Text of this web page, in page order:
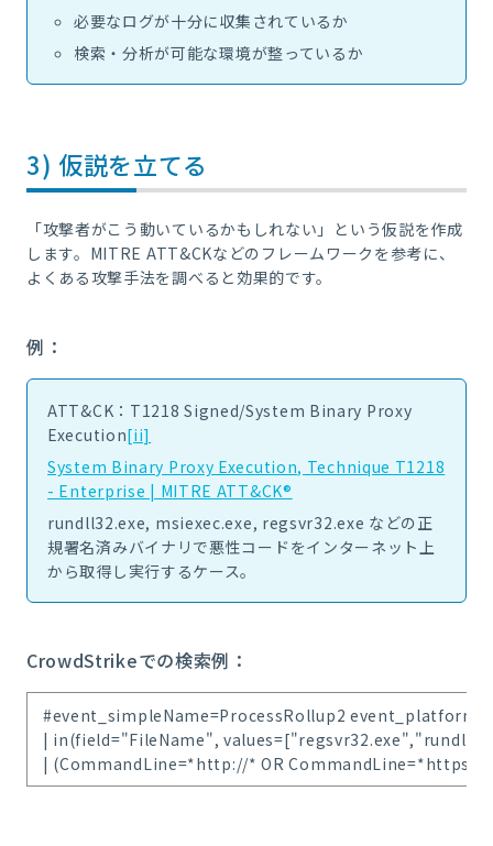
必要なログが十分に収集されているか
検索・分析が可能な環境が整っているか
3) 仮説を立てる
「攻撃者がこう動いているかもしれない」という仮説を作成
します。MITRE ATT&CKなどのフレームワークを参考に、
よくある攻撃手法を調べると効果的です。
例：
ATT&CK：T1218 Signed/System Binary Proxy
Execution[ii]
System Binary Proxy Execution, Technique T1218
- Enterprise | MITRE ATT&CK®
rundll32.exe, msiexec.exe, regsvr32.exe などの正
規署名済みバイナリで悪性コードをインターネット上
から取得し実行するケース。
CrowdStrikeでの検索例：
#event_simpleName=ProcessRollup2
| in(field="FileName",
| (CommandLine=*http://* OR CommandLine=*https://